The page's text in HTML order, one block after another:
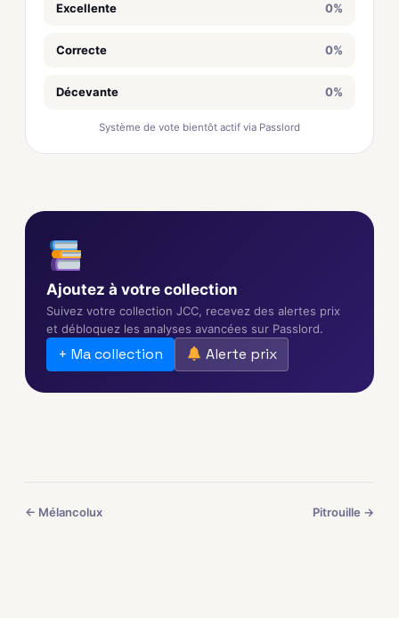
Excellente 0%
Correcte 0%
Décevante 0%
Système de vote bientôt actif via Passlord
Ajoutez à votre collection
Suivez votre collection JCC, recevez des alertes prix
et débloquez les analyses avancées sur Passlord.
+ Ma collection Alerte prix
← Mélancolux Pitrouille →